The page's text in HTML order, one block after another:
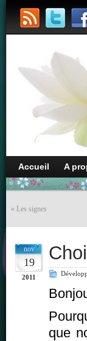
Accueil A
« Les signes
nov
19
2011
que